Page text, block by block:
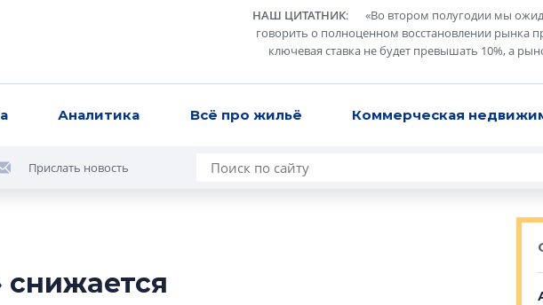
НАШ ЦИТАТНИК: «Во втором полугодии мы
говорить о полноценном восстановлении рынка
ключевая ставка не будет превышать 10%, а
Аналитика Всё про жильё Коммерческая
Прислать новость
снижается